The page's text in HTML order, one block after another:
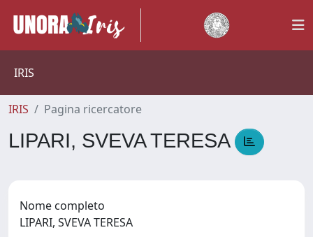
IRIS
IRIS Pagina ricercatore
LIPARI, SVEVA TERESA
Nome completo
LIPARI, SVEVA TERESA